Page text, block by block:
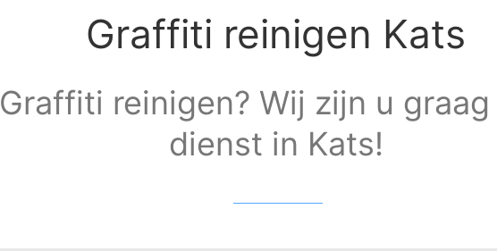
Graffiti reinigen Kats
Graffiti reinigen? Wij zijn u graag
dienst in Kats!